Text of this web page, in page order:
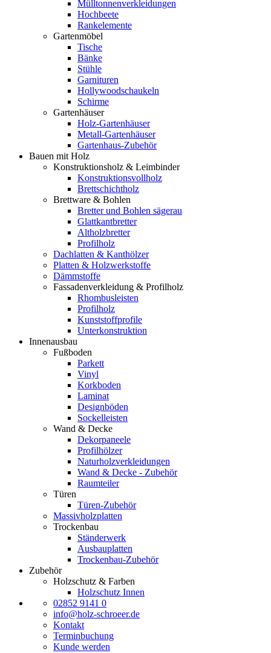
Mülltonnenverkleidungen
Hochbeete
Rankelemente
Gartenmöbel
Tische
Bänke
Stühle
Garnituren
Hollywoodschaukeln
Schirme
Gartenhäuser
Holz-Gartenhäuser
Metall-Gartenhäuser
Gartenhaus-Zubehör
Bauen mit Holz
Konstruktionsholz & Leimbinder
Konstruktionsvollholz
Brettschichtholz
Brettware & Bohlen
Bretter und Bohlen sägerau
Glattkantbretter
Altholzbretter
Profilholz
Dachlatten & Kanthölzer
Platten & Holzwerkstoffe
Dämmstoffe
Fassadenverkleidung & Profilholz
Rhombusleisten
Profilholz
Kunststoffprofile
Unterkonstruktion
Innenausbau
Fußboden
Parkett
Vinyl
Korkboden
Laminat
Designböden
Sockelleisten
Wand & Decke
Dekorpaneele
Profilhölzer
Naturholzverkleidungen
Wand & Decke - Zubehör
Raumteiler
Türen
Türen-Zubehör
Massivholzplatten
Trockenbau
Ständerwerk
Ausbauplatten
Trockenbau-Zubehör
Zubehör
Holzschutz & Farben
Holzschutz Innen
02852 9141 0
info@holz-schroeer.de
Kontakt
Terminbuchung
Kunde werden